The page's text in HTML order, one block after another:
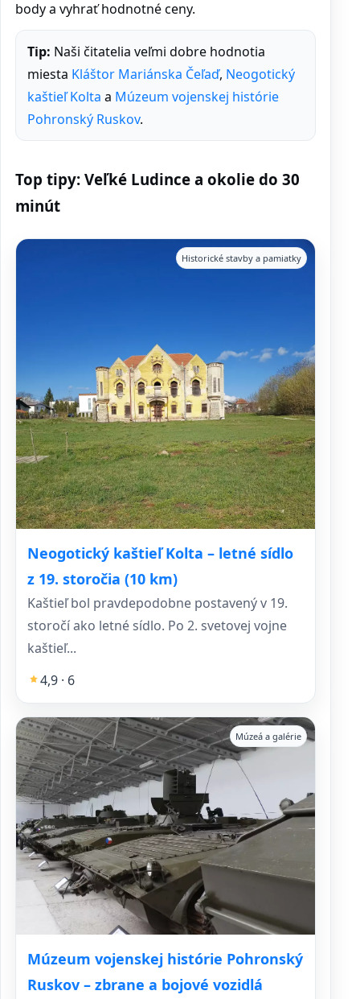
body a vyhrať hodnotné ceny.
Tip: Naši čitatelia veľmi dobre hodnotia
miesta Kláštor Mariánska Čeľaď, Neogotický
kaštieľ Kolta a Múzeum vojenskej histórie
Pohronský Ruskov.
Top tipy: Veľké Ludince a okolie do 30
minút
Neogotický kaštieľ Kolta – letné sídlo
z 19. storočia (10 km)
Historické stavby a pamiatky
Kaštieľ bol pravdepodobne postavený v 19.
storočí ako letné sídlo. Po 2. svetovej vojne
kaštieľ...
4,9 · 6
Múzeum vojenskej histórie Pohronský
Ruskov – zbrane a bojové vozidlá
Múzeá a galérie